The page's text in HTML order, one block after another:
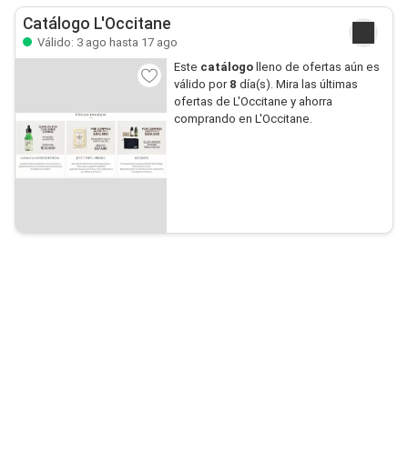
Catálogo L'Occitane
Válido: 3 ago hasta 17 ago
Este catálogolleno de ofertas aún es
válido por 8 día(s). Mira las últimas
ofertas de L'Occitane y ahorra
comprando en L'Occitane.